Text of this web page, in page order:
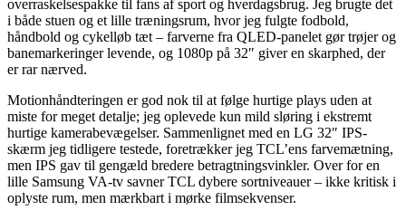
overraskelsespakke til fans af sport og hverdagsbrug. Jeg brugte det
i både stuen og et lille træningsrum, hvor jeg fulgte fodbold,
håndbold og cykelløb tæt – farverne fra QLED-panelet gør trøjer og
banemarkeringer levende, og 1080p på 32″ giver en skarphed, der
er rar nærved.
Motionhåndteringen er god nok til at følge hurtige plays uden at
miste for meget detalje; jeg oplevede kun mild sløring i ekstremt
hurtige kamerabevægelser. Sammenlignet med en LG 32″ IPS-
skærm jeg tidligere testede, foretrækker jeg TCL’ens farvemætning,
men IPS gav til gengæld bredere betragtningsvinkler. Over for en
lille Samsung VA-tv savner TCL dybere sortniveauer – ikke kritisk i
oplyste rum, men mærkbart i mørke filmsekvenser.